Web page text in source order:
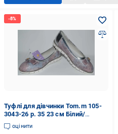
Туфлі для дівчинки Tom.m 105-
3043-26 р. 35 23 см Білий/
Рожевий (105-3043-26-35)
оцінити